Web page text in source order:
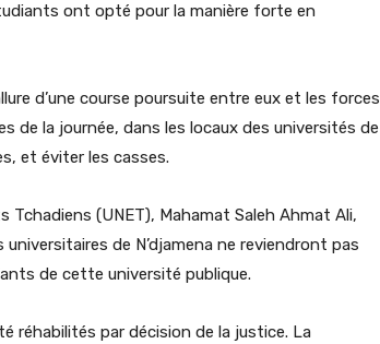
ont opté pour la manière forte en
d’une course poursuite entre eux et les forces
de la journée, dans les locaux des universités de
et éviter les casses.
Tchadiens (UNET), Mahamat Saleh Ahmat Ali,
de N’djamena ne reviendront pas
de cette université publique.
réhabilités par décision de la justice. La